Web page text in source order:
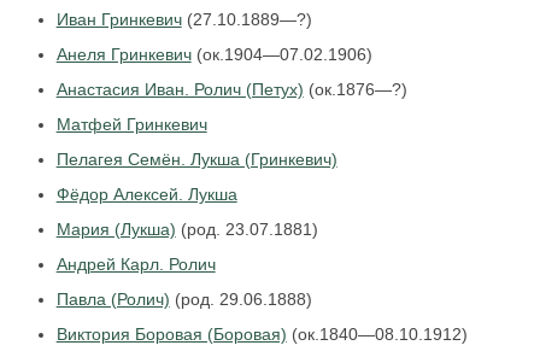
Иван Гринкевич(27.10.1889—?)
Анеля Гринкевич(ок.1904—07.02.1906)
Анастасия Иван. Ролич (Петух) (ок.1876—?)
Матфей Гринкевич
Пелагея Семён. Лукша (Гринкевич)
Фёдор Алексей. Лукша
Мария (Лукша) (род. 23.07.1881)
Андрей Карл. Ролич
Павла (Ролич) (род. 29.06.1888)
Виктория Боровая (Боровая) (ок.1840—08.10.1912)